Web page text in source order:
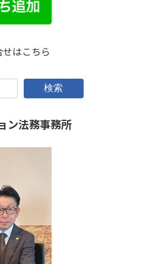
はこちら
検索
ン法務事務所